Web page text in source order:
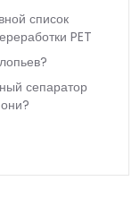
список
PET
сепаратор